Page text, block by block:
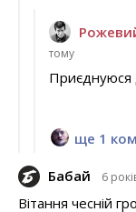
тому
Приєднуюся
ще 1
Бабай 6
Вітання чесній